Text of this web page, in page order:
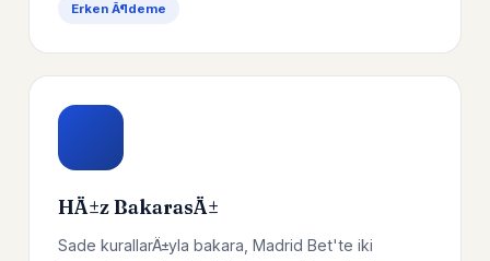
Erken Ã¶deme
HÄ±z BakarasÄ±
Sade kurallarÄ±yla bakara, Madrid Bet'te iki